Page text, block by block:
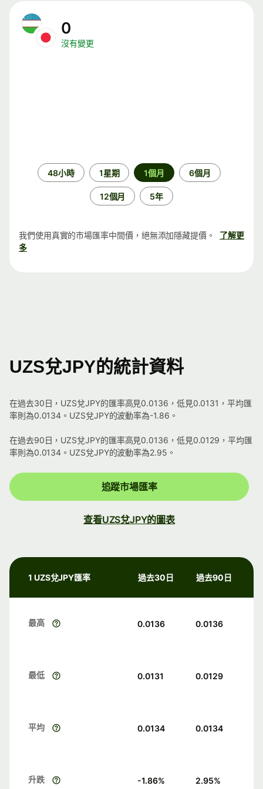
0
沒有變更
48小時 1星期 1個月 6個月
12個月 5年
我們使用真實的市場匯率中間價，絕無添加隱藏提價。
了解更
多
UZS兌JPY的統計資料
在過去30日，UZS兌JPY的匯率高見0.0136，低見0.0131，平均匯
率則為0.0134。UZS兌JPY的波動率為-1.86。
在過去90日，UZS兌JPY的匯率高見0.0136，低見0.0129，平均匯
率則為0.0134。UZS兌JPY的波動率為2.95。
追蹤市場匯率
查看UZS兌JPY的圖表
1 UZS兌JPY匯率 過去30日 過去90日
最高 0.0136 0.0136
最低 0.0131 0.0129
平均 0.0134 0.0134
升跌 -1.86% 2.95%